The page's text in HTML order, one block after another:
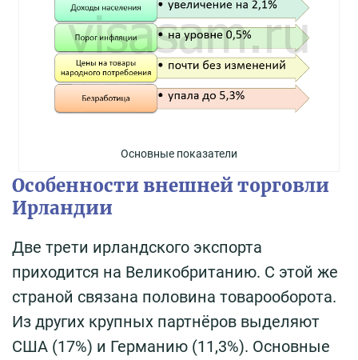
Основные показатели
Особенности внешней торговли
Ирландии
Две трети ирландского экспорта
приходится на Великобританию. С этой же
страной связана половина товарооборота.
Из других крупных партнёров выделяют
США (17%) и Германию (11,3%). Основные